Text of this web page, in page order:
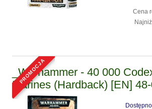
Cena
_Warhammer - 40 000
Marines (Hardback) [EN]
promocja